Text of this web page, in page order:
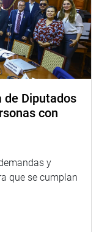
de Diputados
con
y
que se cumplan